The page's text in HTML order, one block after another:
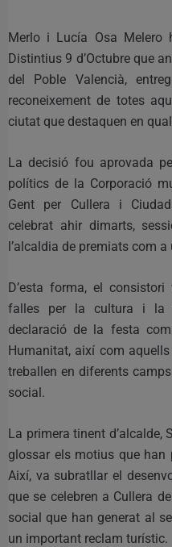
Merlo i Lucía Osa Melero
Distintius 9 d’Octubre que
del Poble Valencià,
reconeixement de totes
ciutat que destaquen en
La decisió fou aprovada
polítics de la Corporació
Gent per Cullera i
celebrat ahir dimarts,
l’alcaldia de premiats com a
D’esta forma, el
falles per la cultura i la
declaració de la festa
Humanitat, així com
treballen en diferents
social.
La primera tinent d’alcalde,
glossar els motius que han
Així, va subratllar el
que se celebren a Cullera
social que han generat al
un important reclam turístic.